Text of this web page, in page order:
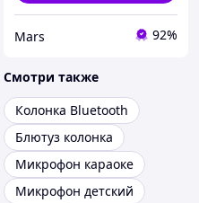
Mars 92%
Смотри также
Колонка Bluetooth
Блютуз колонка
Микрофон караоке
Микрофон детский